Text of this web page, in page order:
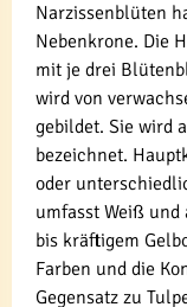
Narzissenblüten
Nebenkrone. Die
mit je drei
wird von
gebildet. Sie wird
bezeichnet.
oder
umfasst Weiß
bis kräftigem
Farben und die
Gegensatz zu